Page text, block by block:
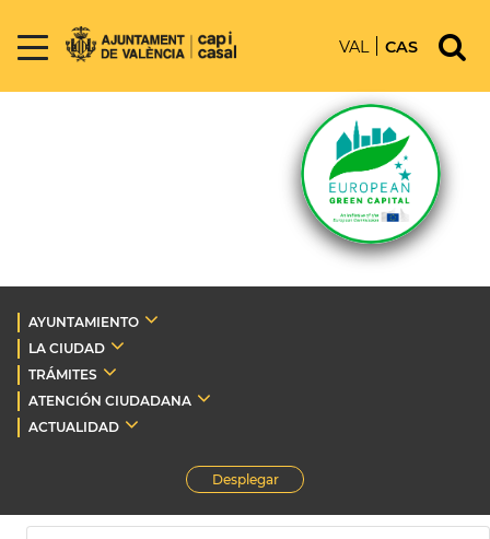
VAL CAS
AYUNTAMIENTO
LA CIUDAD
TRÁMITES
ATENCIÓN CIUDADANA
ACTUALIDAD
Desplegar